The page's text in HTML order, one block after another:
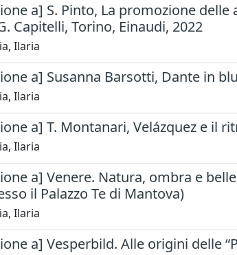
a] S. Pinto, La promozione
Capitelli, Torino, Einaudi, 2022
Ilaria
a] Susanna Barsotti, Dante in blu
Ilaria
a] T. Montanari, Velázquez e il
Ilaria
a] Venere. Natura, ombra e
il Palazzo Te di Mantova)
Ilaria
a] Vesperbild. Alle origini delle